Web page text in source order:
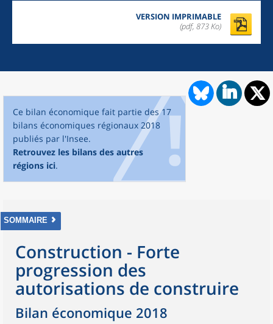
VERSION IMPRIMABLE
(pdf, 873 Ko)
Ce bilan économique fait partie des 17
bilans économiques régionaux 2018
publiés par l'Insee.
Retrouvez les bilans des autres
régions ici.
SOMMAIRE
Construction - Forte
progression des
autorisations de construire
Bilan économique 2018